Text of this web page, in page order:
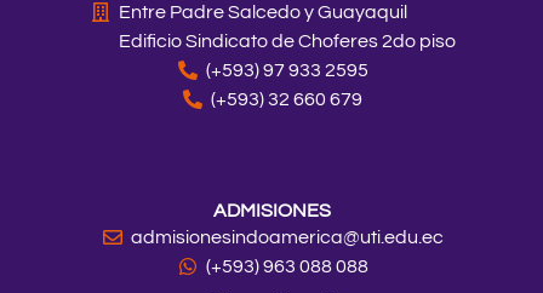
Entre Padre Salcedo y Guayaquil
Edificio Sindicato de Choferes 2do piso
(+593) 97 933 2595
(+593) 32 660 679
ADMISIONES
admisionesindoamerica@uti.edu.ec
(+593) 963 088 088